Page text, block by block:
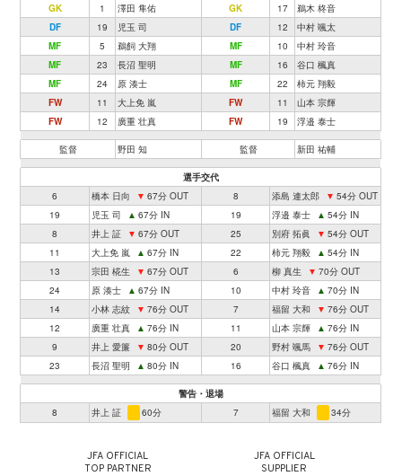
GK 1 澤田 隼佑 GK 17
鵜木 柊音
DF
19 児玉 司 DF 12
中村 颯太
MF
5 鵜飼 大翔 MF 10
中村 玲音
MF
23 長沼 聖明 MF 16
谷口 楓真
MF
24 原 湊士 MF 22
柿元 翔毅
FW
11 大上免 嵐 FW 11
山本 宗輝
FW
12 廣重 壮真 FW 19 浮邉 泰士
監督 野田 知 監督 新田 祐輔
選手交代
6
橋本 日向 ▼ 67分 OUT 8 添島 連太郎 ▼ 54分 OUT
19
児玉 司 ▲ 67分 IN 19 浮邉 泰士 ▲ 54分 IN
8
井上 証 ▼ 67分 OUT 25 別府 拓眞 ▼ 54分 OUT
11
大上免 嵐 ▲ 67分 IN 22 柿元 翔毅 ▲ 54分 IN
13
宗田 椛生 ▼ 67分 OUT 6 柳 真生 ▼ 70分 OUT
24
原 湊士 ▲ 67分 IN 10 中村 玲音 ▲ 70分 IN
14
小林 志紋 ▼ 76分 OUT 7 福留 大和 ▼ 76分 OUT
12
廣重 壮真 ▲ 76分 IN 11 山本 宗輝 ▲ 76分 IN
9
井上 愛簾 ▼ 80分 OUT 20 野村 颯馬 ▼ 76分 OUT
23
長沼 聖明 ▲ 80分 IN 16 谷口 楓真 ▲ 76分 IN
警告・退場
8
井上 証 60分 7 福留 大和 34分
JFA OFFICIAL
TOP PARTNER
JFA OFFICIAL
SUPPLIER